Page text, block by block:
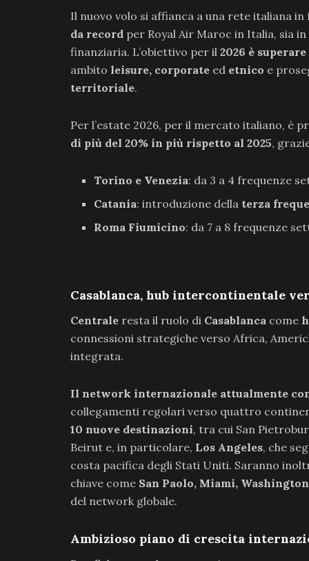
Il nuovo volo si affianca a una rete italiana
da record per Royal Air Maroc in Italia, sia
finanziaria. L’obiettivo per il 2026 è
ambito leisure, corporate ed etnico e
territoriale.
Per l’estate 2026, per il mercato italiano, è
di più del 20% in più rispetto al 2025,
Torino e Venezia: da 3 a 4 frequenze
Catania: introduzione della terza
Roma Fiumicino: da 7 a 8 frequenze
Casablanca, hub intercontinentale
Centrale resta il ruolo di Casablanca come
connessioni strategiche verso Africa,
integrata.
Il network internazionale attualmente
collegamenti regolari verso quattro
10 nuove destinazioni, tra cui San
Beirut e, in particolare, Los Angeles, che
costa pacifica degli Stati Uniti. Saranno
chiave come San Paolo, Miami,
del network globale.
Ambizioso piano di crescita